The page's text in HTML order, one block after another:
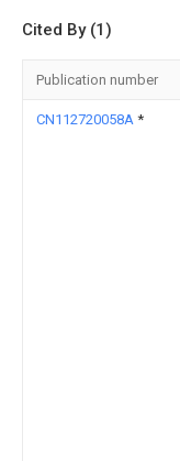
Cited By (1)
Publication number
CN112720058A *